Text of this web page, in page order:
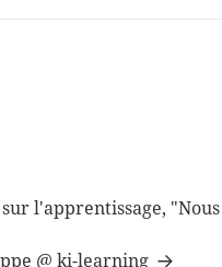
l'apprentissage, "Nous
@ ki-learning